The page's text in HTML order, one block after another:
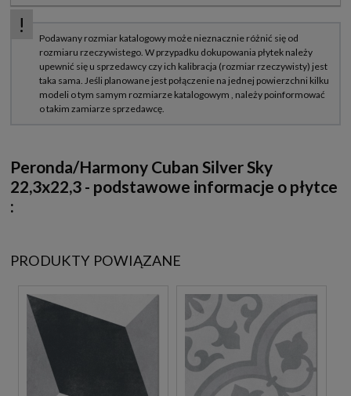
Peronda/Harmony Cuban Silver Sky
22,3x22,3 - podstawowe informacje o płytce
:
PRODUKTY POWIĄZANE